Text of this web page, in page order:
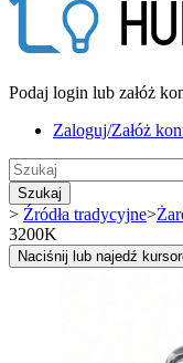
Podaj login lub załóż
Zaloguj/Załóż
Szukaj
> Źródła tradycyjne>
3200K
Naciśnij lub najedź